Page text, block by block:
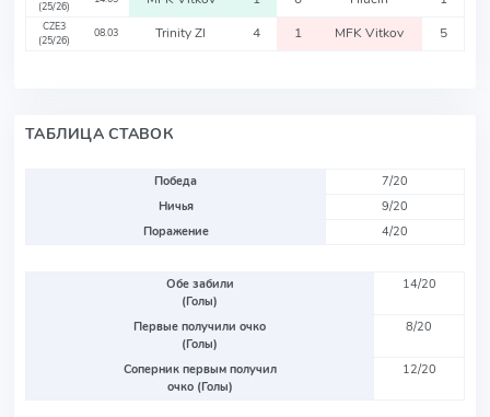
(25/26)
CZE3
(25/26)
08.03 Trinity Zl 4 1 MFK Vitkov 5
ТАБЛИЦА СТАВОК
Победа
7/20
Ничья
9/20
Поражение
4/20
Обе забили
(Голы)
14/20
Первые получили очко
(Голы)
8/20
Соперник первым получил
очко (Голы)
12/20